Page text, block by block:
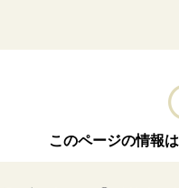
このページの情報